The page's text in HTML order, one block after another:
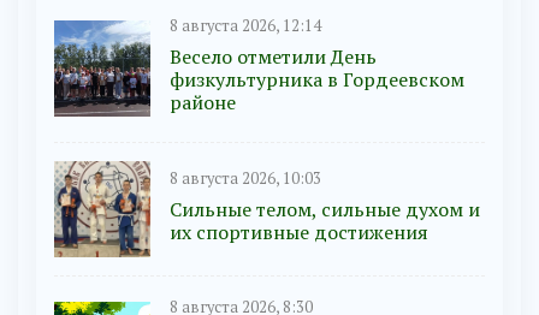
8 августа 2026, 12:14
Весело отметили День
физкультурника в Гордеевском
районе
8 августа 2026, 10:03
Сильные телом, сильные духом и
их спортивные достижения
8 августа 2026, 8:30